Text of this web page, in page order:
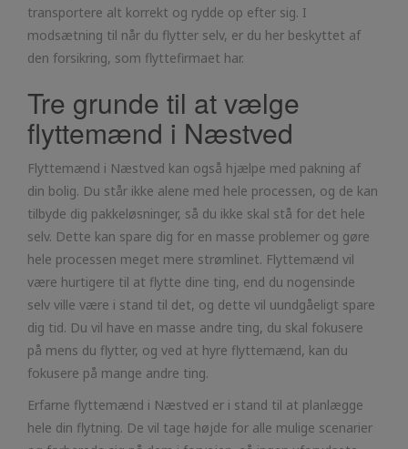
transportere alt korrekt og rydde op efter sig. I
modsætning til når du flytter selv, er du her beskyttet af
den forsikring, som flyttefirmaet har.
Tre grunde til at vælge
flyttemænd i Næstved
Flyttemænd i Næstved kan også hjælpe med pakning af
din bolig. Du står ikke alene med hele processen, og de kan
tilbyde dig pakkeløsninger, så du ikke skal stå for det hele
selv. Dette kan spare dig for en masse problemer og gøre
hele processen meget mere strømlinet. Flyttemænd vil
være hurtigere til at flytte dine ting, end du nogensinde
selv ville være i stand til det, og dette vil uundgåeligt spare
dig tid. Du vil have en masse andre ting, du skal fokusere
på mens du flytter, og ved at hyre flyttemænd, kan du
fokusere på mange andre ting.
Erfarne flyttemænd i Næstved er i stand til at planlægge
hele din flytning. De vil tage højde for alle mulige scenarier